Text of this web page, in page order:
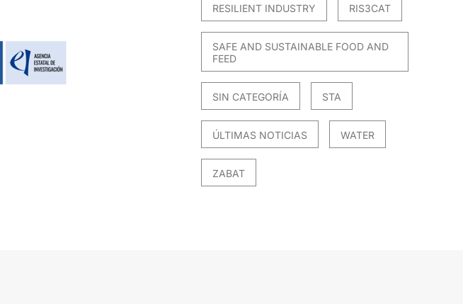
RESILIENT INDUSTRY RIS3CAT
SAFE AND SUSTAINABLE FOOD AND
FEED
SIN CATEGORÍA STA
ÚLTIMAS NOTICIAS WATER
ZABAT